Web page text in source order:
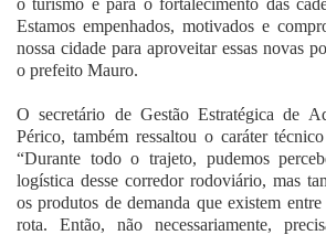
Estamos empenhados, motivados e
nossa cidade para aproveitar essas novas
o prefeito Mauro.
O secretário de Gestão Estratégica de
Périco, também ressaltou o caráter
“Durante todo o trajeto, pudemos
logística desse corredor rodoviário, mas
os produtos de demanda que existem
rota. Então, não necessariamente,